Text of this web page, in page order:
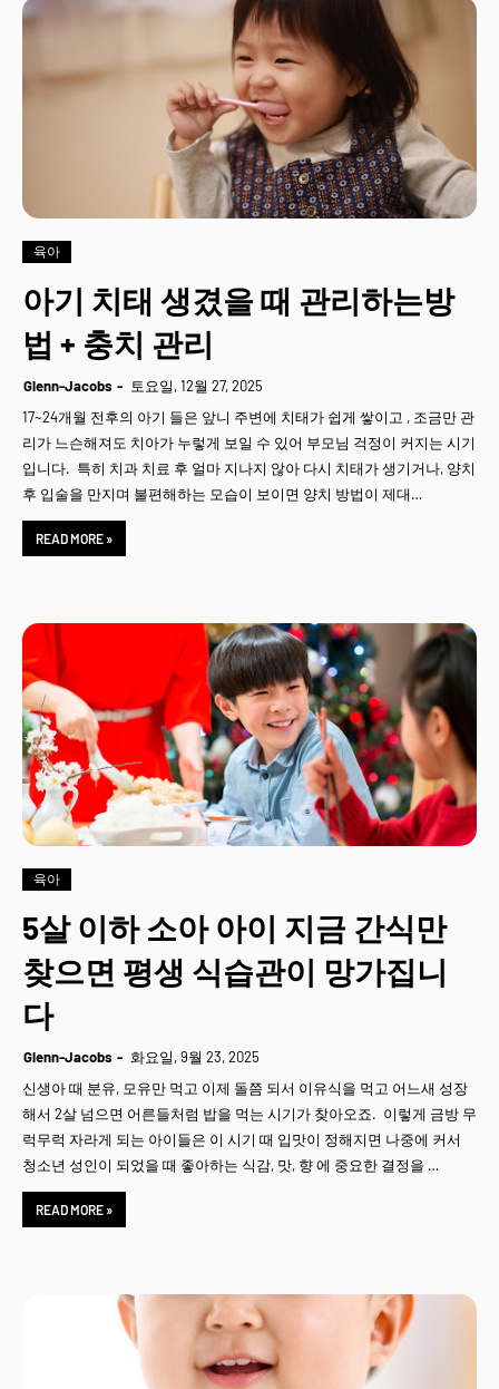
육아
아기 치태 생겼을 때 관리하는방
법 + 충치 관리
Glenn-Jacobs
토요일, 12월 27, 2025
17~24개월 전후의 아기 들은 앞니 주변에 치태가 쉽게 쌓이고 , 조금만 관
리가 느슨해져도 치아가 누렇게 보일 수 있어 부모님 걱정이 커지는 시기
입니다. 특히 치과 치료 후 얼마 지나지 않아 다시 치태가 생기거나, 양치
후 입술을 만지며 불편해하는 모습이 보이면 양치 방법이 제대…
READ MORE »
육아
5살 이하 소아 아이 지금 간식만
찾으면 평생 식습관이 망가집니
다
Glenn-Jacobs
화요일, 9월 23, 2025
신생아 때 분유, 모유만 먹고 이제 돌쯤 되서 이유식을 먹고 어느새 성장
해서 2살 넘으면 어른들처럼 밥을 먹는 시기가 찾아오죠. 이렇게 금방 무
럭무럭 자라게 되는 아이들은 이 시기 때 입맛이 정해지면 나중에 커서
청소년 성인이 되었을 때 좋아하는 식감, 맛, 향 에 중요한 결정을 …
READ MORE »